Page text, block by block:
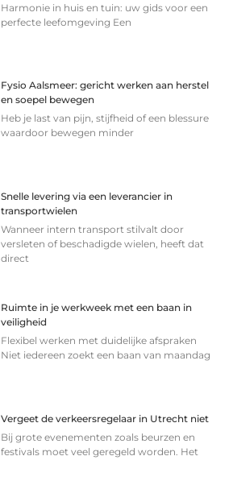
Harmonie in huis en tuin: uw gids voor een
perfecte leefomgeving Een
Fysio Aalsmeer: gericht werken aan herstel
en soepel bewegen
Heb je last van pijn, stijfheid of een blessure
waardoor bewegen minder
Snelle levering via een leverancier in
transportwielen
Wanneer intern transport stilvalt door
versleten of beschadigde wielen, heeft dat
direct
Ruimte in je werkweek met een baan in
veiligheid
Flexibel werken met duidelijke afspraken
Niet iedereen zoekt een baan van maandag
Vergeet de verkeersregelaar in Utrecht niet
Bij grote evenementen zoals beurzen en
festivals moet veel geregeld worden. Het